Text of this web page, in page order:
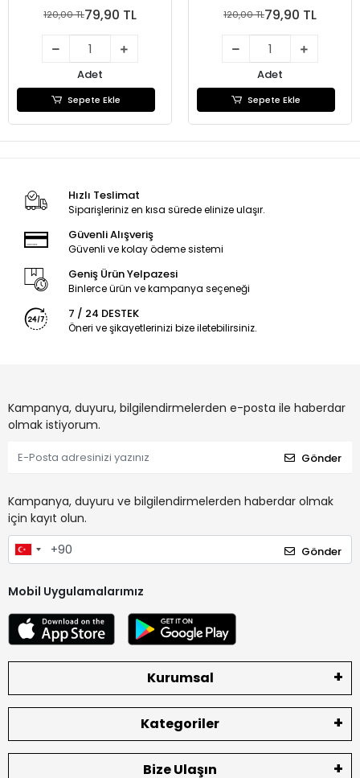
120,00 TL79,90 TL
Adet
Sepete Ekle
120,00 TL79,90 TL
Adet
Sepete Ekle
Hızlı Teslimat
Siparişleriniz en kısa sürede elinize ulaşır.
Güvenli Alışveriş
Güvenli ve kolay ödeme sistemi
Geniş Ürün Yelpazesi
Binlerce ürün ve kampanya seçeneği
7 / 24 DESTEK
Öneri ve şikayetlerinizi bize iletebilirsiniz.
Kampanya, duyuru, bilgilendirmelerden e-posta ile haberdar
olmak istiyorum.
Gönder
Kampanya, duyuru ve bilgilendirmelerden haberdar olmak
için kayıt olun.
Gönder
Mobil Uygulamalarımız
Kurumsal
Kategoriler
Bize Ulaşın